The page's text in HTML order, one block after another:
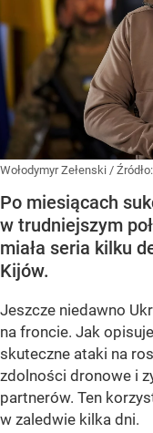
Wołodymyr Zełenski / Źródło:
Po miesiącach
w trudniejszym
miała seria kilku
Kijów.
Jeszcze niedawno
na froncie. Jak
skuteczne ataki na
zdolności dronowe i
partnerów. Ten
w zaledwie kilka dni.